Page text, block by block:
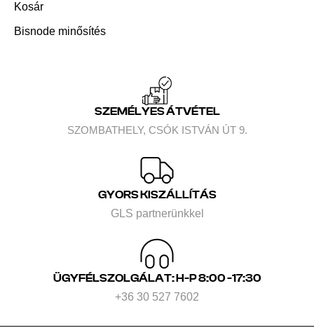
Kosár
Bisnode minősítés
SZEMÉLYES ÁTVÉTEL
SZOMBATHELY, CSÓK ISTVÁN ÚT 9.
GYORS KISZÁLLÍTÁS
GLS partnerünkkel
ÜGYFÉLSZOLGÁLAT: H-P 8:00 -17:30
+36 30 527 7602